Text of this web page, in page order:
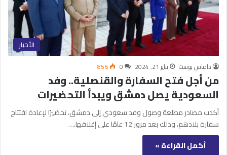
الأخبار
داماس بوست يناير 21, 2024 0
856
من أجل فتح السفارة والقنصلية.. وفد
السعودية يصل دمشق ويبدأ التحضيرات
أكدت مصادر مطلعة وصول وفد سعودي إلى دمشق، تحضيرًا لإعادة افتتاح
سفارة بلادهم، وذلك بعد مرور 12 عامًا على إغلاقها.…
أكمل القراءة »